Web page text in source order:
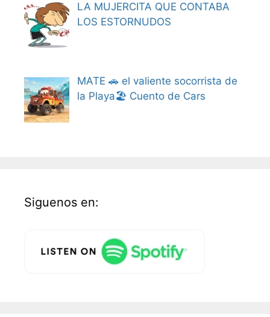
LA MUJERCITA QUE CONTABA
LOS ESTORNUDOS
MATE 🚗 el valiente socorrista de
la Playa🏖️ Cuento de Cars
Siguenos en: